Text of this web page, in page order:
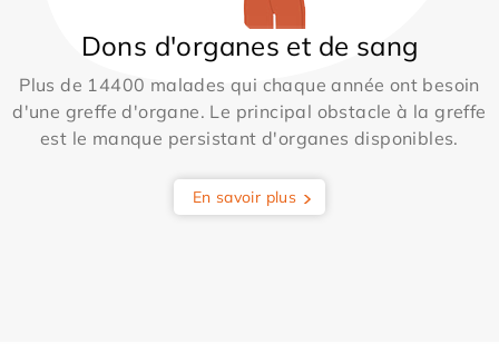
Dons d'organes et de sang
Plus de 14400 malades qui chaque année ont besoin
d'une greffe d'organe. Le principal obstacle à la greffe
est le manque persistant d'organes disponibles.
En savoir plus